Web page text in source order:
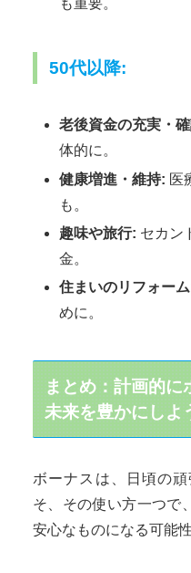
も重要。
50代以降:
老後資金の充実・
体的に。
健康増進・維持: 医
も。
趣味や旅行: セカン
金。
住まいのリフォー
めに。
まとめ：計画的に
未来を豊かにしよ
ボーナスは、日頃の
そ、その使い方一つで
安心なものになる可能